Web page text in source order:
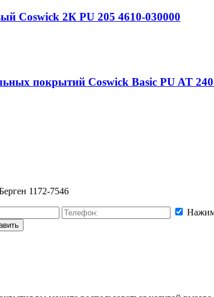
Coswick 2К PU 205 4610-030000
покрытий Coswick Basic PU AT
1172-7546